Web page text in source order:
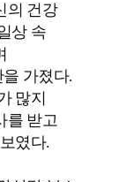
의 건강
상 속
가졌다.
많지
를 받고
였다.